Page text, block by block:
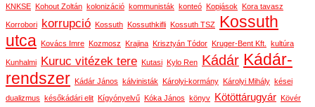
KNKSE Kohout Zoltán kolonizáció kommunisták konteó Kopjások Kora tavasz
Korrobori korrupció Kossuth Kossuthkifli Kossuth TSZ Kossuth
utca
Kovács Imre Kozmosz Krajina Krisztyán Tódor Kruger-Bent Kft. kultúra
Kunhalmi Kuruc vitézek tere Kutasi Kylo Ren Kádár Kádár-
rendszer
Kádár János kálvinisták Károlyi-kormány Károlyi Mihály kései
dualizmus
későkádári elit Kígyónyelvű Kóka János könyv Kötöttárugyár
Kövér